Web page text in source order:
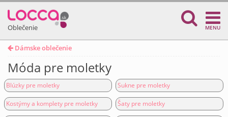
Oblečenie MENU
Dámske oblečenie
Móda pre moletky
Blúzky pre moletky Sukne pre moletky
Kostýmy a komplety pre moletky Šaty pre moletky